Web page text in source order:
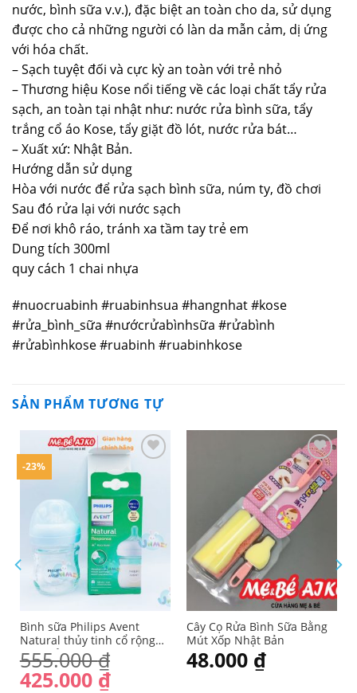
nước, bình sữa v.v.), đặc biệt an toàn cho da, sử dụng
được cho cả những người có làn da mẫn cảm, dị ứng
với hóa chất.
– Sạch tuyệt đối và cực kỳ an toàn với trẻ nhỏ
– Thương hiệu Kose nổi tiếng về các loại chất tẩy rửa
sạch, an toàn tại nhật như: nước rửa bình sữa, tẩy
trắng cổ áo Kose, tẩy giặt đồ lót, nước rửa bát…
– Xuất xứ: Nhật Bản.
Hướng dẫn sử dụng
Hòa với nước để rửa sạch bình sữa, núm ty, đồ chơi
Sau đó rửa lại với nước sạch
Để nơi khô ráo, tránh xa tầm tay trẻ em
Dung tích 300ml
quy cách 1 chai nhựa
#nuocruabinh #ruabinhsua #hangnhat #kose
#rửa_bình_sữa #nướcrửabìnhsữa #rửabình
#rửabìnhkose #ruabinh #ruabinhkose
SẢN PHẨM TƯƠNG TỰ
-23%
Yêu
thích
Bình sữa Philips Avent
Natural thủy tinh cổ rộng
mô phỏng tự nhiên 120ml
(SCF671/13)
555.000₫
Giá
425.000 ₫Giá
Yêu
thích
Cây Cọ Rửa Bình Sữa Bằng
Mút Xốp Nhật Bản
48.000 ₫